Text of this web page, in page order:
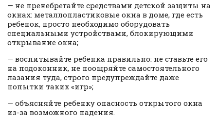
— не пренебрегайте средствами детской защиты на
окнах: металлопластиковые окна в доме, где есть
ребенок, просто необходимо оборудовать
специальными устройствами, блокирующими
открывание окна;
— воспитывайте ребенка правильно: не ставьте его
на подоконник, не поощряйте самостоятельного
лазания туда, строго предупреждайте даже
попытки таких «игр»;
— объясняйте ребенку опасность открытого окна
из-за возможного падения.